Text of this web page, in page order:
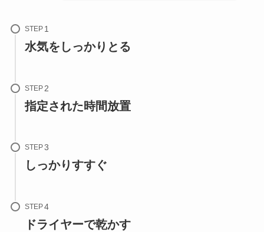
STEP
水気をしっかりとる
STEP
指定された時間放置
STEP
しっかりすすぐ
STEP
ドライヤーで乾かす